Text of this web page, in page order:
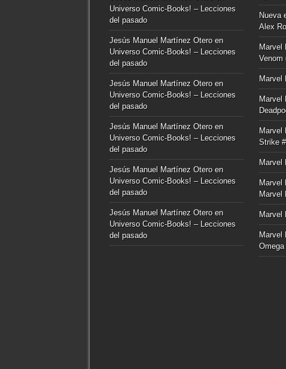
Universo Comic-Books! – Lecciones
del pasado
Jesús Manuel Martínez Oteroen
Universo Comic-Books! – Lecciones
del pasado
Jesús Manuel Martínez Oteroen
Universo Comic-Books! – Lecciones
del pasado
Jesús Manuel Martínez Oteroen
Universo Comic-Books! – Lecciones
del pasado
Jesús Manuel Martínez Oteroen
Universo Comic-Books! – Lecciones
del pasado
Jesús Manuel Martínez Oteroen
Universo Comic-Books! – Lecciones
del pasado
Nueva
Alex
Marvel
Venom
Marvel
Marvel
Marvel
Strike
Marvel
Marvel
Marvel
Marvel
Marvel
Omega